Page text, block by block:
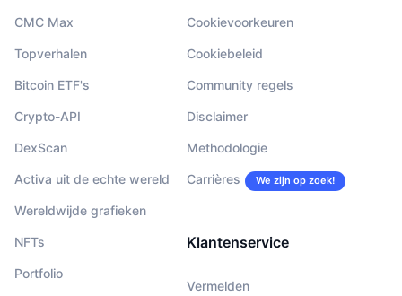
CMC Max
Topverhalen
Bitcoin ETF's
Crypto-API
DexScan
Activa uit de echte wereld
Wereldwijde grafieken
NFTs
Portfolio
Cookievoorkeuren
Cookiebeleid
Community regels
Disclaimer
Methodologie
Carrières We zijn op zoek!
Klantenservice
Vermelden